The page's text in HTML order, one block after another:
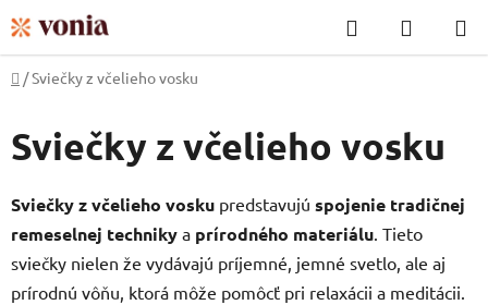
na
obsah
Hľadať
KOŠÍK
Domov
/Sviečky z včelieho vosku
Sviečky z včelieho vosku
Sviečky z včelieho vosku predstavujú spojenie tradičnej
remeselnej techniky a prírodného materiálu. Tieto
sviečky nielen že vydávajú príjemné, jemné svetlo, ale aj
prírodnú vôňu, ktorá môže pomôcť pri relaxácii a meditácii.